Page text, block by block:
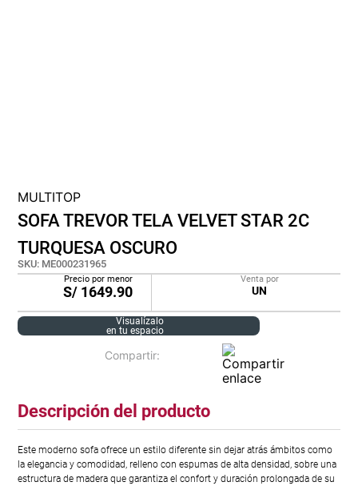
MULTITOP
SOFA TREVOR TELA VELVET STAR 2C
TURQUESA OSCURO
SKU: ME000231965
Precio por menor
S/ 1649.90
Venta por
UN
Visualízalo
en tu espacio
Descripción del producto
Este moderno sofa ofrece un estilo diferente sin dejar atrás ámbitos como
la elegancia y comodidad, relleno con espumas de alta densidad, sobre una
estructura de madera que garantiza el confort y duración prolongada de su